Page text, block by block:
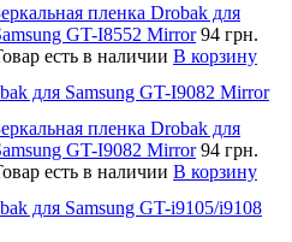
пленка Drobak для
GT-I8552 Mirror 94 грн.
есть в наличии В корзину
для Samsung GT-I9082 Mirror
пленка Drobak для
GT-I9082 Mirror 94 грн.
есть в наличии В корзину
для Samsung GT-i9105/i9108